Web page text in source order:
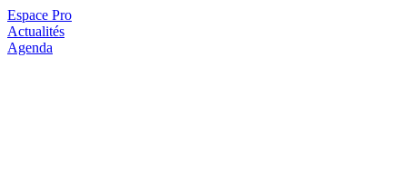
Espace Pro
Actualités
Agenda